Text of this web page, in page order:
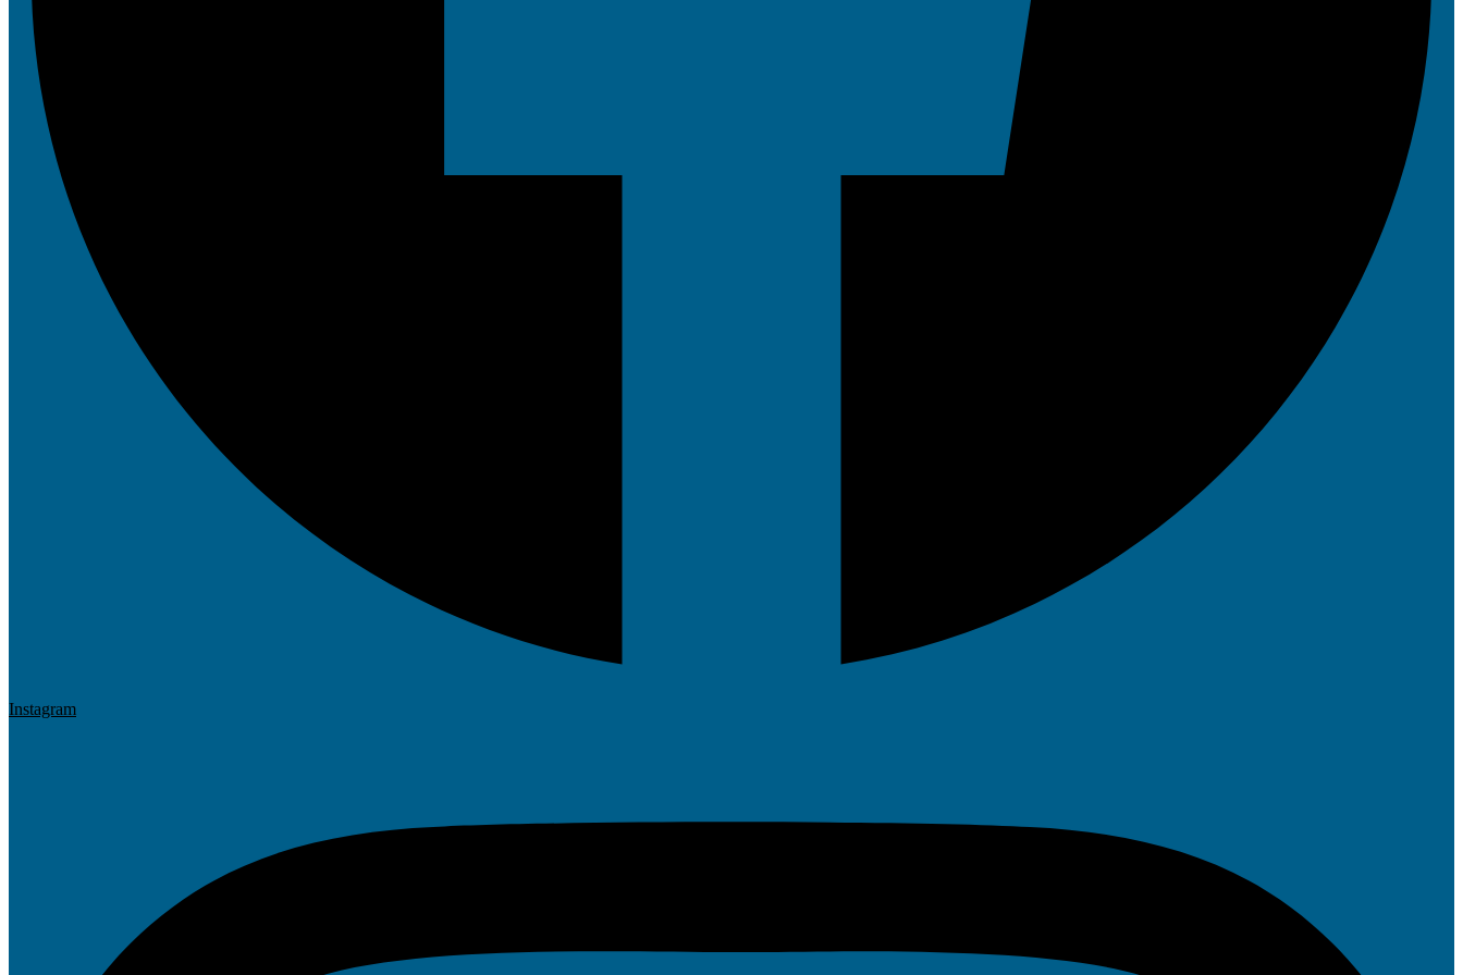
Instagram